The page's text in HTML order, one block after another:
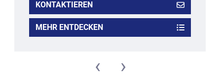
KONTAKTIEREN
MEHR ENTDECKEN
‹ ›